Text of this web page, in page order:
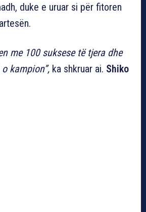
duke e uruar si për fitoren
me 100 suksese të tjera dhe
kampion”, ka shkruar ai. Shiko